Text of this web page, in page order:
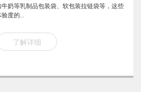
奶等乳制品包装袋、软包装拉链袋等，这些
度的...
了解详细